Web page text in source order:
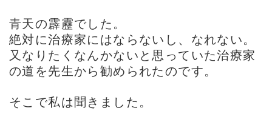
青天の霹靂でした。
絶対に治療家にはならないし、なれない。
又なりたくなんかないと思っていた治療家
の道を先生から勧められたのです。
そこで私は聞きました。